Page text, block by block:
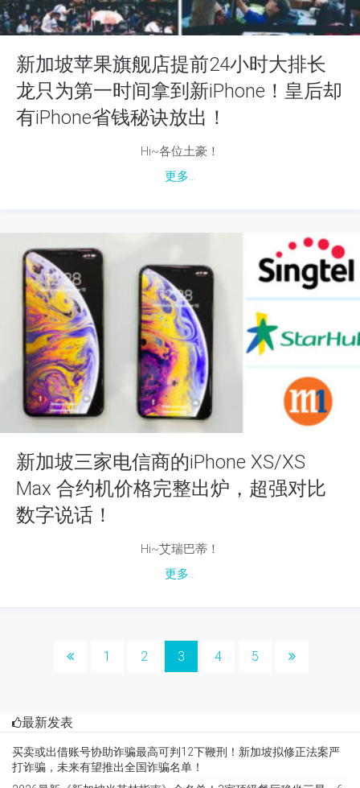
新加坡苹果旗舰店提前24小时大排长
龙只为第一时间拿到新iPhone！皇后却
有iPhone省钱秘诀放出！
Hi~各位土豪！
更多...
新加坡三家电信商的iPhone XS/XS
Max 合约机价格完整出炉，超强对比
数字说话！
Hi~艾瑞巴蒂！
更多...
1 2 3 4 5
最新发表
买卖或出借账号协助诈骗最高可判12下鞭刑！新加坡拟修正法案严
打诈骗，未来有望推出全国诈骗名单！